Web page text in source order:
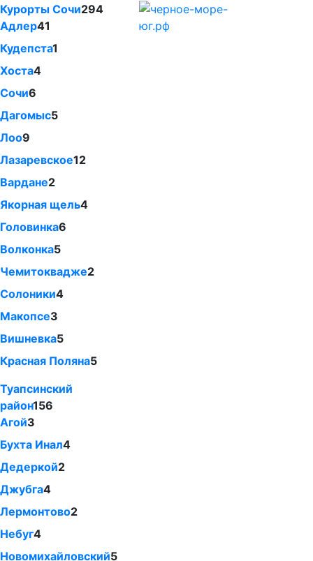
Курорты Сочи294
Адлер41
Кудепста1
Хоста4
Сочи6
Дагомыс5
Лоо9
Лазаревское12
Вардане2
Якорная щель4
Головинка6
Волконка5
Чемитоквадже2
Солоники4
Макопсе3
Вишневка5
Красная Поляна5
Туапсинский
район156
Агой3
Бухта Инал4
Дедеркой2
Джубга4
Лермонтово2
Небуг4
Новомихайловский5